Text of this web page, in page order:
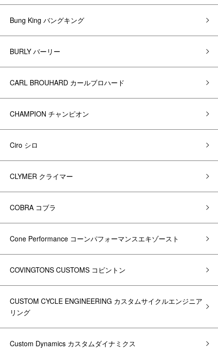
Bung King バングキング
BURLY バーリー
CARL BROUHARD カールブロハード
CHAMPION チャンピオン
Ciro シロ
CLYMER クライマー
COBRA コブラ
Cone Performance コーンパフォーマンスエキゾースト
COVINGTONS CUSTOMS コビントン
CUSTOM CYCLE ENGINEERING カスタムサイクルエンジニア
リング
Custom Dynamics カスタムダイナミクス